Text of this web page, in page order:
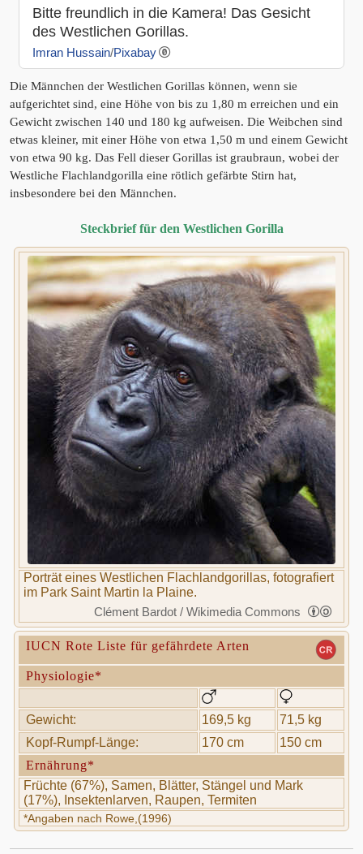
Bitte freundlich in die Kamera! Das Gesicht
des Westlichen Gorillas.
Imran Hussain/Pixabay
Die Männchen der Westlichen Gorillas können, wenn sie
aufgerichtet sind, eine Höhe von bis zu 1,80 m erreichen und ein
Gewicht zwischen 140 und 180 kg aufweisen. Die Weibchen sind
etwas kleiner, mit einer Höhe von etwa 1,50 m und einem Gewicht
von etwa 90 kg. Das Fell dieser Gorillas ist graubraun, wobei der
Westliche Flachlandgorilla eine rötlich gefärbte Stirn hat,
insbesondere bei den Männchen.
Steckbrief für den Westlichen Gorilla
Porträt eines Westlichen Flachlandgorillas, fotografiert
im Park Saint Martin la Plaine.
Clément Bardot / Wikimedia Commons
IUCN Rote Liste für gefährdete Arten
Physiologie*
Gewicht: 169,5 kg
71,5 kg
Kopf-Rumpf-Länge:
170 cm
150 cm
Ernährung*
Früchte (67%), Samen, Blätter, Stängel und Mark
(17%), Insektenlarven, Raupen, Termiten
*Angaben nach Rowe,(1996)